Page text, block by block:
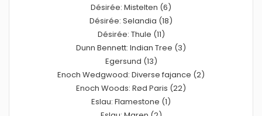
Désirée: Mistelten (6)
Désirée: Selandia (18)
Désirée: Thule (11)
Dunn Bennett: Indian Tree (3)
Egersund (13)
Enoch Wedgwood: Diverse fajance (2)
Enoch Woods: Rød Paris (22)
Eslau: Flamestone (1)